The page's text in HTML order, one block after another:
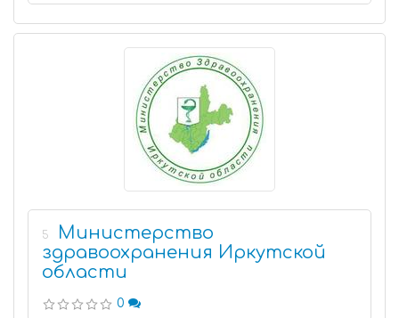
5
Министерство
здравоохранения Иркутской
области
0